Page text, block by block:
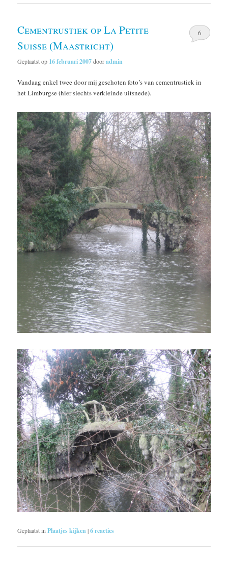
Cementrustiek op La Petite
Suisse (Maastricht)
Geplaatst op 16 februari 2007dooradmin
6
Vandaag enkel twee door mij geschoten foto’s van cementrustiek in
het Limburgse (hier slechts verkleinde uitsnede).
Geplaatst in Plaatjes kijken |6reacties